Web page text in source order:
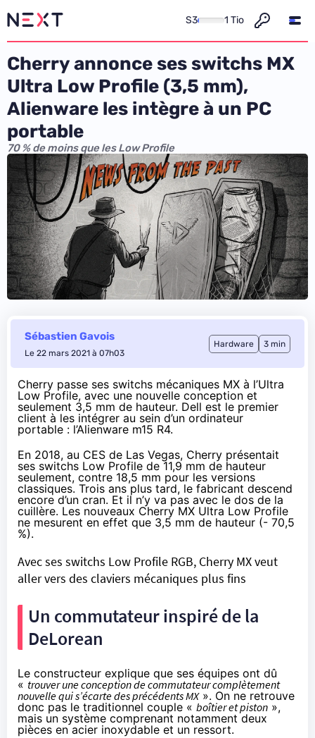
S3 1 Tio
Cherry annonce ses switchs MX
Ultra Low Profile (3,5 mm),
Alienware les intègre à un PC
portable
70 % de moins que les Low Profile
Sébastien Gavois
Le 22 mars 2021 à 07h03
Hardware 3 min
Cherry passe ses switchs mécaniques MX à l’Ultra
Low Profile, avec une nouvelle conception et
seulement 3,5 mm de hauteur. Dell est le premier
client à les intégrer au sein d’un ordinateur
portable : l’Alienware m15 R4.
En 2018, au CES de Las Vegas, Cherry présentait
ses switchs Low Profile de 11,9 mm de hauteur
seulement, contre 18,5 mm pour les versions
classiques. Trois ans plus tard, le fabricant descend
encore d’un cran. Et il n’y va pas avec le dos de la
cuillère. Les nouveaux Cherry MX Ultra Low Profile
ne mesurent en effet que 3,5 mm de hauteur (- 70,5
%).
Avec ses switchs Low Profile RGB, Cherry MX veut
aller vers des claviers mécaniques plus fins
Un commutateur inspiré de la
DeLorean
Le constructeur explique que ses équipes ont dû
« trouver une conception de commutateur complètement
nouvelle qui s’écarte des précédents MX». On ne retrouve
donc pas le traditionnel couple « boîtier et piston »,
mais un système comprenant notamment deux
pièces en acier inoxydable et un ressort.